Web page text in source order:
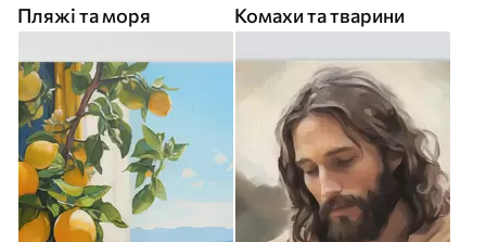
Пляжі та моря Комахи та тварини